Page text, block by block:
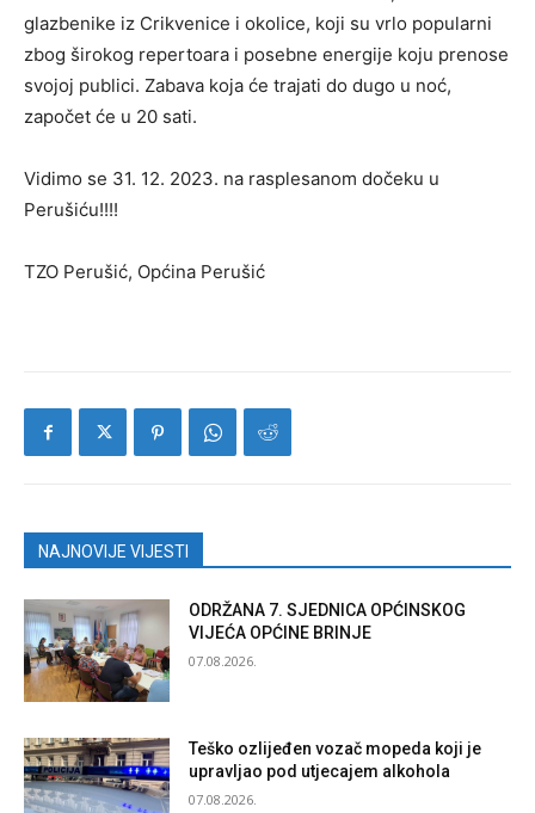
glazbenike iz Crikvenice i okolice, koji su vrlo popularni
zbog širokog repertoara i posebne energije koju prenose
svojoj publici. Zabava koja će trajati do dugo u noć,
započet će u 20 sati.
Vidimo se 31. 12. 2023. na rasplesanom dočeku u
Perušiću!!!!
TZO Perušić, Općina Perušić
NAJNOVIJE VIJESTI
ODRŽANA 7. SJEDNICA OPĆINSKOG
VIJEĆA OPĆINE BRINJE
07.08.2026.
Teško ozlijeđen vozač mopeda koji je
upravljao pod utjecajem alkohola
07.08.2026.